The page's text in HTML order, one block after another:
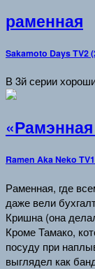
раменная
Sakamoto Days TV2
В 3й серии
Ramen Aka Neko
Раменная, где
даже вели
Кришна (она
Кроме Тамако,
посуду при
выглядел как